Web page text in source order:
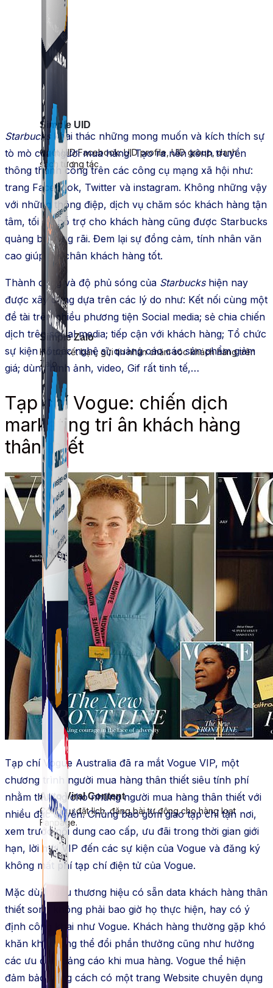
Simple Zalo
Hỗ trợ kết bạn, gửi tin nhắn chăm sóc khách hàng trên
Zalo.
Auto Viral Content
Công cụ đặt lịch, đăng bài tự động cho hàng loạt
Fanpage.
Simple UID
Quét UID Facebook: UID profile, UID group, danh
sách tương tác
Simple Zalo
Hỗ trợ kết bạn, gửi tin nhắn chăm sóc khách hàng trên
Zalo.
Starbuckskhai thác những mong muốn và kích thích sự
tò mò của người mua hàng. Tạo ra nên kênh truyền
thông thành công trên các công cụ mạng xã hội như:
trang Facebook, Twitter và instagram. Không những vậy
với những thông điệp, dịch vụ chăm sóc khách hàng tận
tâm, tối ưu hỗ trợ cho khách hàng cũng được Starbucks
quảng bá rộng rãi. Đem lại sự đồng cảm, tính nhân văn
cao giúp giữ chân khách hàng tốt.
Thành công và độ phủ sóng của Starbuckshiện nay
được xây dựng dựa trên các lý do như: Kết nối cùng một
đề tài trên nhiều phương tiện Social media; sẻ chia chiến
dịch trên social media; tiếp cận với khách hàng; Tổ chức
sự kiện có các nghệ sĩ; quảng cáo các sản phẩm giảm
giá; dùng hình ảnh, video, Gif rất tinh tế,…
Tạp chí Vogue: chiến dịch
marketing tri ân khách hàng
thân thiết
Tạp chí Vogue Australia đã ra mắt Vogue VIP, một
chương trình người mua hàng thân thiết siêu tính phí
nhằm thưởng cho những người mua hàng thân thiết với
nhiều đặc quyền. Chúng bao gồm giao tạp chí tận nơi,
xem trước nội dung cao cấp, ưu đãi trong thời gian giới
hạn, lời mời VIP đến các sự kiện của Vogue và đăng ký
không mất phí tạp chí điện tử của Vogue.
Mặc dù, nhiều thương hiệu có sẵn data khách hàng thân
thiết song không phải bao giờ họ thực hiện, hay có ý
định công khai như Vogue. Khách hàng thường gặp khó
khăn khi không thể đổi phần thưởng cũng như hưởng
các ưu đãi quảng cáo khi mua hàng. Vogue thể hiện
đảm bảo bằng cách có một trang Website chuyên dụng